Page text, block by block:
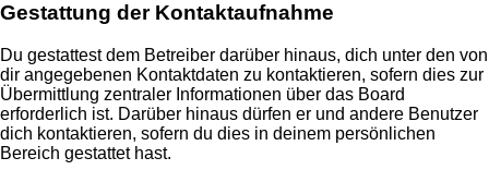
Gestattung der Kontaktaufnahme
Du gestattest dem Betreiber darüber hinaus, dich unter den von
dir angegebenen Kontaktdaten zu kontaktieren, sofern dies zur
Übermittlung zentraler Informationen über das Board
erforderlich ist. Darüber hinaus dürfen er und andere Benutzer
dich kontaktieren, sofern du dies in deinem persönlichen
Bereich gestattet hast.